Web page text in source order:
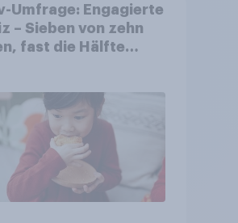
Umfrage: Engagierte
– Sieben von zehn
fast die Hälfte